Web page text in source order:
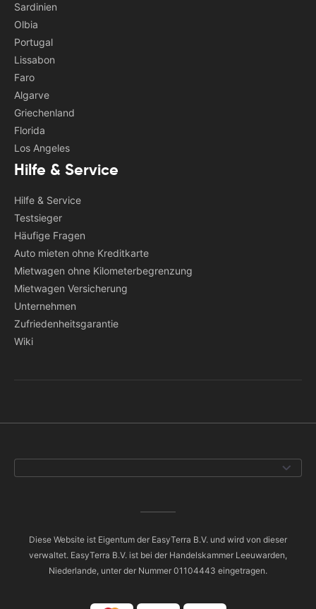
Sardinien
Olbia
Portugal
Lissabon
Faro
Algarve
Griechenland
Florida
Los Angeles
Hilfe & Service
Hilfe & Service
Testsieger
Häufige Fragen
Auto mieten ohne Kreditkarte
Mietwagen ohne Kilometerbegrenzung
Mietwagen Versicherung
Unternehmen
Zufriedenheitsgarantie
Wiki
Diese Website ist Eigentum der EasyTerra B.V. und wird von dieser
verwaltet. EasyTerra B.V. ist bei der Handelskammer Leeuwarden,
Niederlande, unter der Nummer 01104443 eingetragen.